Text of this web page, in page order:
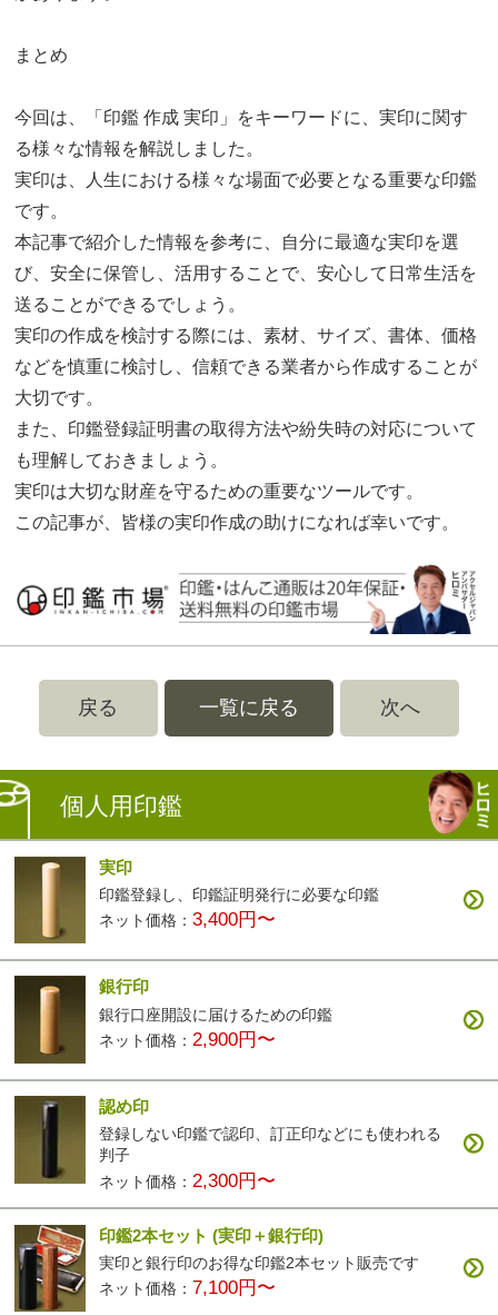
まとめ
今回は、「印鑑 作成 実印」をキーワードに、実印に関す
る様々な情報を解説しました。
実印は、人生における様々な場面で必要となる重要な印鑑
です。
本記事で紹介した情報を参考に、自分に最適な実印を選
び、安全に保管し、活用することで、安心して日常生活を
送ることができるでしょう。
実印の作成を検討する際には、素材、サイズ、書体、価格
などを慎重に検討し、信頼できる業者から作成することが
大切です。
また、印鑑登録証明書の取得方法や紛失時の対応について
も理解しておきましょう。
実印は大切な財産を守るための重要なツールです。
この記事が、皆様の実印作成の助けになれば幸いです。
戻る 一覧に戻る 次へ
個人用印鑑
実印
印鑑登録し、印鑑証明発行に必要な印鑑
ネット価格：3,400円〜
銀行印
銀行口座開設に届けるための印鑑
ネット価格： 2,900円〜
認め印
登録しない印鑑で認印、訂正印などにも使われる
判子
ネット価格： 2,300円〜
印鑑2本セット(実印＋銀行印)
実印と銀行印のお得な印鑑2本セット販売です
ネット価格： 7,100円〜